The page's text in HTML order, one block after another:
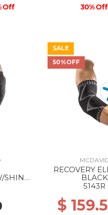
Off 30% Off
SHIN
BLACK
SALE
50%OFF
RECOVERY ELBW/SLV
BLACK
5143R
$ 159.5